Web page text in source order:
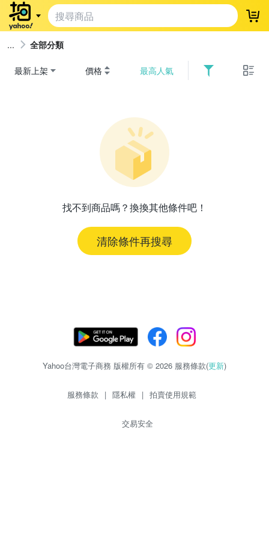
登
全部分類
最新上架 價格 最高人氣
找不到商品嗎？換換其他條件吧！
清除條件再搜尋
Yahoo台灣電子商務 版權所有 © 2026 服務條款(更新)
服務條款 | 隱私權 | 拍賣使用規範
交易安全